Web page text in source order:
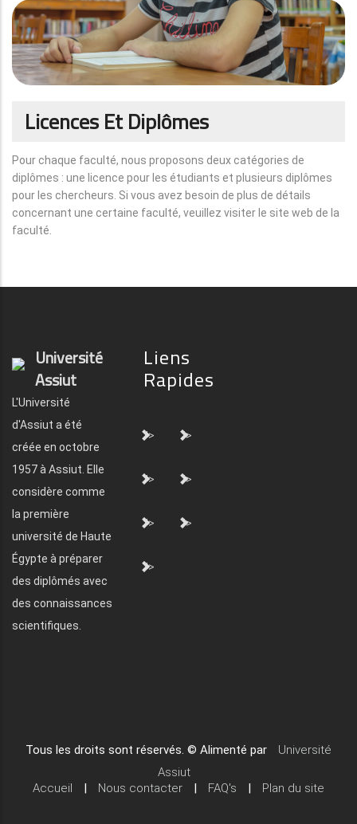
Licences Et Diplômes
Pour chaque faculté, nous proposons deux catégories de
diplômes : une licence pour les étudiants et plusieurs diplômes
pour les chercheurs. Si vous avez besoin de plus de détails
concernant une certaine faculté, veuillez visiter le site web de la
faculté.
Université
Assiut
L'Université
d'Assiut a été
créée en octobre
1957 à Assiut. Elle
considère comme
la première
université de Haute
Égypte à préparer
des diplômés avec
des connaissances
scientifiques.
Liens
Rapides
"> ">
"> ">
"> ">
">
Tous les droits sont réservés. © Alimenté par
Université
Assiut
Accueil
| Nous contacter | FAQ's | Plan du site